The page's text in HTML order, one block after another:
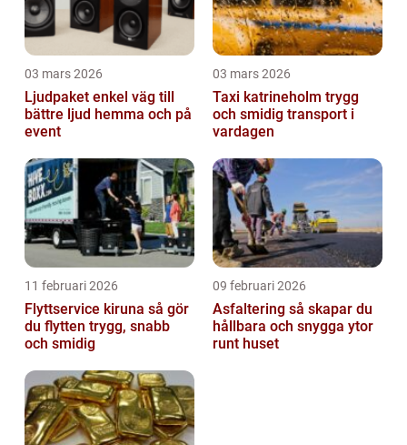
03 mars 2026
Ljudpaket enkel väg till
bättre ljud hemma och på
event
03 mars 2026
Taxi katrineholm trygg
och smidig transport i
vardagen
11 februari 2026
Flyttservice kiruna så gör
du flytten trygg, snabb
och smidig
09 februari 2026
Asfaltering så skapar du
hållbara och snygga ytor
runt huset